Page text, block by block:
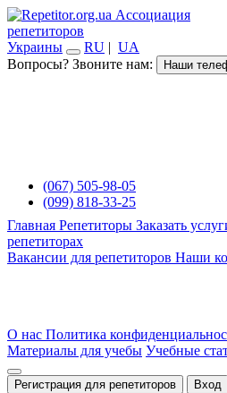
Ассоциация
репетиторов
Украины
RU | UA
Вопросы? Звоните нам:
Наши
(067) 505-98-05
(099) 818-33-25
Главная Репетиторы Заказать
репетиторах
Вакансии для репетиторов Наши
О нас Политика
Материалы для учебы Учебные
Регистрация для репетиторов Вход